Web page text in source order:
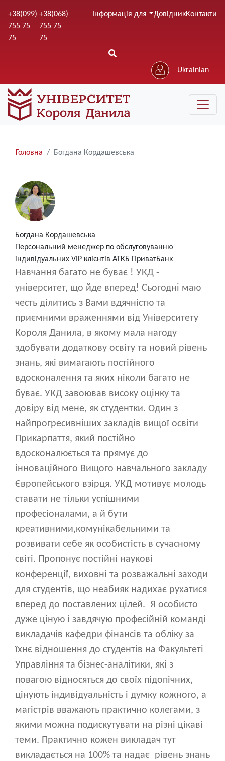
до
+38(099)
755 75
75
+38(068)
755 75
75
Інформація для ДовідникКонтакти
Ukrainian
Рядки
Головна Богдана Кордашевська
Богдана Кордашевська
Персональний менеджер по обслуговуванню
індивідуальних VIP клієнтів АТКБ ПриватБанк
Навчання багато не буває ! УКД -
університет, що йде вперед! Сьогодні маю
честь ділитись з Вами вдячністю та
приємними враженнями від Університету
Короля Данила, в якому мала нагоду
здобувати додаткову освіту та новий рівень
знань, які вимагають постійного
вдосконалення та яких ніколи багато не
буває. УКД завоював високу оцінку та
довіру від мене, як студентки. Один з
найпрогресивніших закладів вищої освіти
Прикарпаття, який постійно
вдосконалюється та прямує до
інноваційного Вищого навчального закладу
Європейського взірця. УКД мотивує молодь
ставати не тільки успішними
професіоналами, а й бути
креативними,комунікабельними та
розвивати себе як особистість в сучасному
світі. Пропонує постійні наукові
конференції, виховні та розважальні заходи
для студентів, що неабияк надихає рухатися
вперед до поставлених цілей. Я особисто
дуже ціную і завдячую професійній команді
викладачів кафедри фінансів та обліку за
їхнє відношення до студентів на Факультеті
Управління та бізнес-аналітики, які з
повагою відносяться до своїх підопічних,
цінують індивідуальність і думку кожного, а
магістрів вважають практично колегами, з
якими можна подискутувати на різні цікаві
теми. Практично кожен викладач тут
викладається на 100% та надає рівень знань